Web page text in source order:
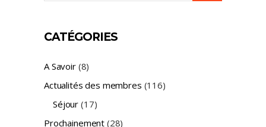
CATÉGORIES
A Savoir(8)
Actualités des membres (116)
Séjour (17)
Prochainement (28)